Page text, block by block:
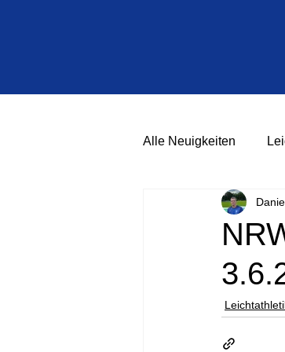
Alle Neuigkeiten